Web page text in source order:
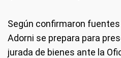
Según confirmaron fuentes
Adorni se prepara para
jurada de bienes ante la